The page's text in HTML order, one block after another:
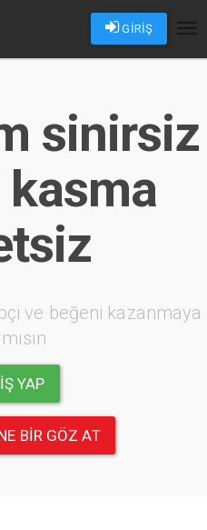
GİRİŞ
sinirsiz
ve beğeni kazanmaya
YAP
BIR GÖZ AT